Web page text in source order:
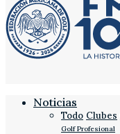
Noticias
Todo Clubes
Golf Profesional